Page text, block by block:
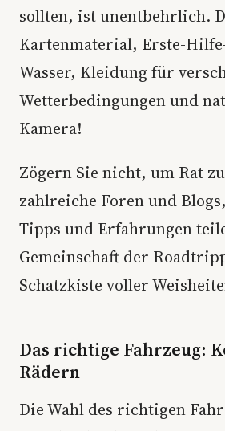
sollten, ist unentbehrlich.
Kartenmaterial, Erste-
Wasser, Kleidung für
Wetterbedingungen und
Kamera!
Zögern Sie nicht, um Rat
zahlreiche Foren und
Tipps und Erfahrungen
Gemeinschaft der
Schatzkiste voller
Das richtige Fahrzeug:
Rädern
Die Wahl des richtigen